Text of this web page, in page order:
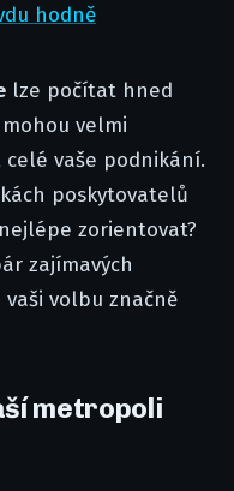
hodně
lze počítat hned
velmi
vaše podnikání.
poskytovatelů
zorientovat?
zajímavých
vaši volbu značně
metropoli